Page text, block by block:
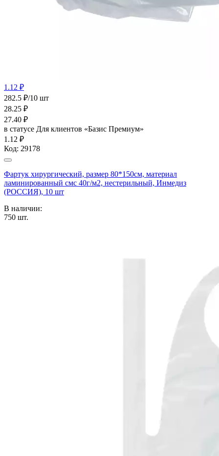
1.12 ₽
282.5 ₽/10 шт
28.25 ₽
27.40 ₽
в статусе Для клиентов «Базис Премиум»
1.12 ₽
Код: 29178
Фартук хирургический, размер 80*150см, материал
ламинированный смс 40г/м2, нестерильный, Инмедиз
(РОССИЯ), 10 шт
В наличии:
750 шт.